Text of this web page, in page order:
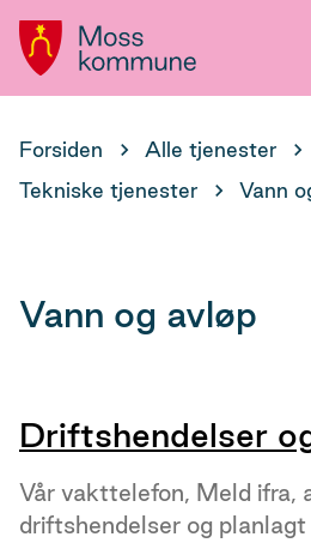
Hovedportal
Du
her:
Forsiden
Alle tjenester
Tekniske tjenester
Vann
Vann og avløp
Driftshendelser
Vår vakttelefon, Meld ifra,
driftshendelser og